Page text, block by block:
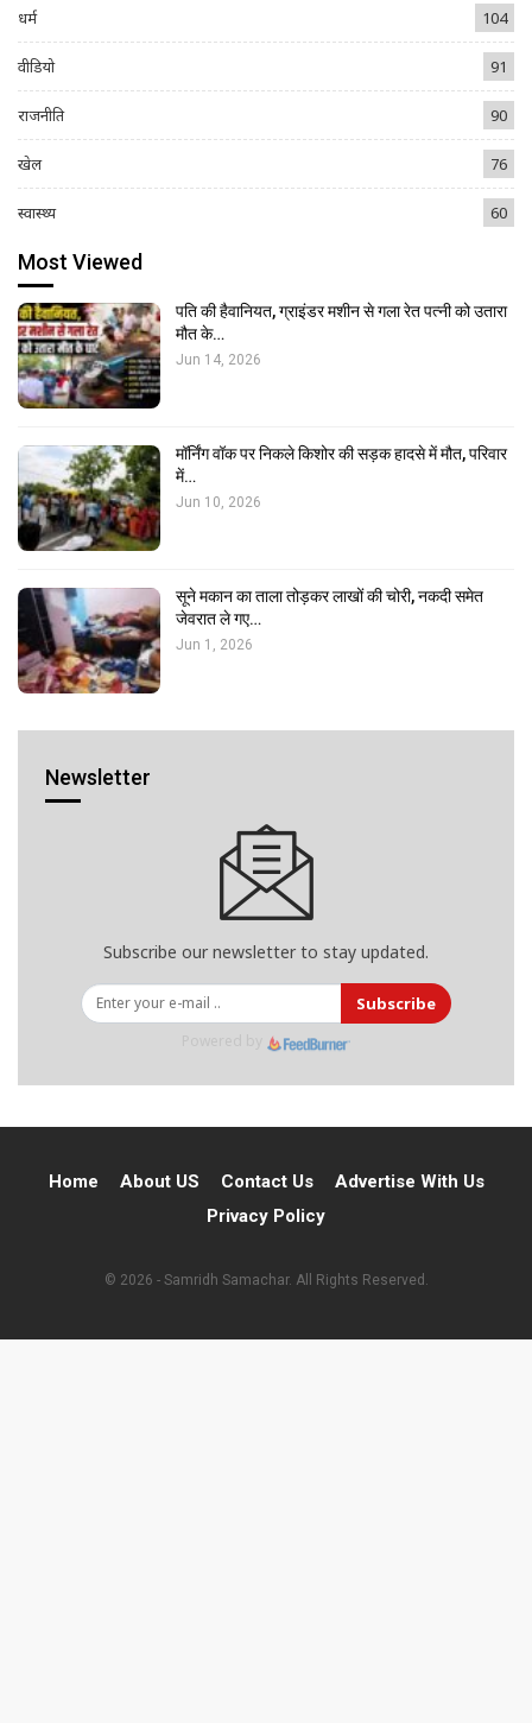
धर्म 104
वीडियो 91
राजनीति 90
खेल 76
स्वास्थ्य 60
Most Viewed
पति की हैवानियत, ग्राइंडर मशीन से गला रेत पत्नी को उतारा
मौत के…
Jun 14, 2026
मॉर्निंग वॉक पर निकले किशोर की सड़क हादसे में मौत, परिवार
में…
Jun 10, 2026
सूने मकान का ताला तोड़कर लाखों की चोरी, नकदी समेत
जेवरात ले गए…
Jun 1, 2026
Newsletter
Subscribe our newsletter to stay updated.
Subscribe
Home About US Contact Us
Advertise With Us
Privacy Policy
© 2026 - Samridh Samachar. All Rights Reserved.